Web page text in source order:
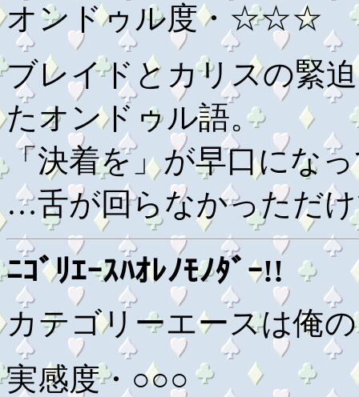
オンドゥル度・☆☆☆
ブレイドとカリスの緊
たオンドゥル語。
「決着を」が早口にな
…舌が回らなかっただ
ﾆｺﾞﾘｴｰｽﾊｵﾚﾉﾓﾉﾀﾞｰ!!
カテゴリーエースは俺
実感度・○○○